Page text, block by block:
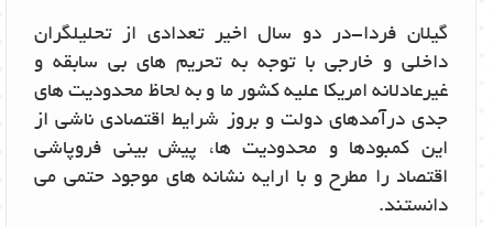
گیلان فردا-در دو سال اخیر تعدادی از تحلیلگران
داخلی و خارجی با توجه به تحریم های بی سابقه و
غیرعادلانه امریکا علیه کشور ما و به لحاظ محدودیت های
جدی درآمدهای دولت و بروز شرایط اقتصادی ناشی از
این کمبودها و محدودیت ها، پیش بینی فروپاشی
اقتصاد را مطرح و با ارایه نشانه های موجود حتمی می
دانستند.